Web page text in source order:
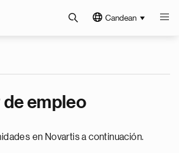
Candean
de empleo
en Novartis a continuación.